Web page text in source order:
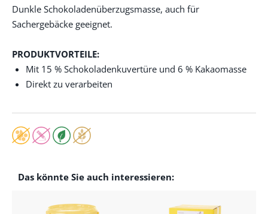
Dunkle Schokoladenüberzugsmasse, auch für
Sachergebäcke geeignet.
PRODUKTVORTEILE:
Mit 15 % Schokoladenkuvertüre und 6 % Kakaomasse
Direkt zu verarbeiten
Das könnte Sie auch interessieren: